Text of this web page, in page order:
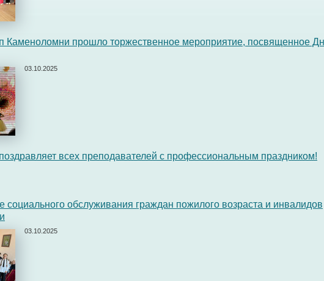
Каменоломни прошло торжественное мероприятие, посвященное
03.10.2025
всех преподавателей с профессиональным праздником!
социального обслуживания граждан пожилого возраста и инвалидов
03.10.2025